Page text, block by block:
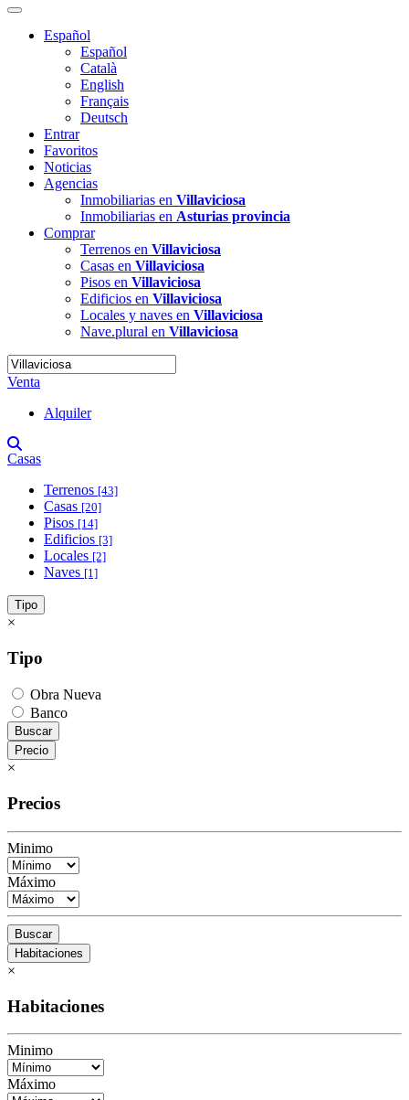
Español
Español
Català
English
Français
Deutsch
Entrar
Favoritos
Noticias
Agencias
Inmobiliarias en Villaviciosa
Inmobiliarias en Asturias provincia
Comprar
Terrenos en Villaviciosa
Casas en Villaviciosa
Pisos en Villaviciosa
Edificios en Villaviciosa
Locales y naves en Villaviciosa
Nave.plural en Villaviciosa
Venta
Alquiler
Casas
Terrenos [43]
Casas [20]
Pisos [14]
Edificios [3]
Locales [2]
Naves [1]
Tipo
×
Tipo
Obra Nueva
Banco
Buscar
Precio
×
Precios
Minimo
Máximo
Buscar
Habitaciones
×
Habitaciones
Minimo
Máximo